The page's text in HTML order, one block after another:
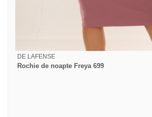
DE LAFENSE
Rochie de noapte Freya 699